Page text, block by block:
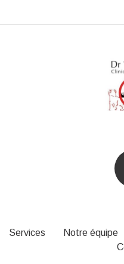
Services Notre équipe